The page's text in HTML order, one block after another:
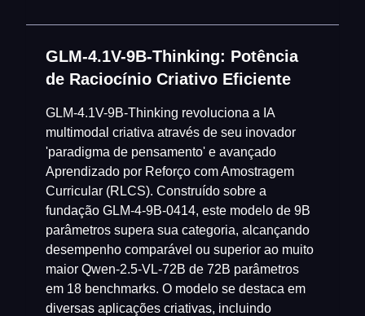
GLM-4.1V-9B-Thinking: Potência
de Raciocínio Criativo Eficiente
GLM-4.1V-9B-Thinking revoluciona a IA
multimodal criativa através de seu inovador
'paradigma de pensamento' e avançado
Aprendizado por Reforço com Amostragem
Curricular (RLCS). Construído sobre a
fundação GLM-4-9B-0414, este modelo de 9B
parâmetros supera sua categoria, alcançando
desempenho comparável ou superior ao muito
maior Qwen-2.5-VL-72B de 72B parâmetros
em 18 benchmarks. O modelo se destaca em
diversas aplicações criativas, incluindo